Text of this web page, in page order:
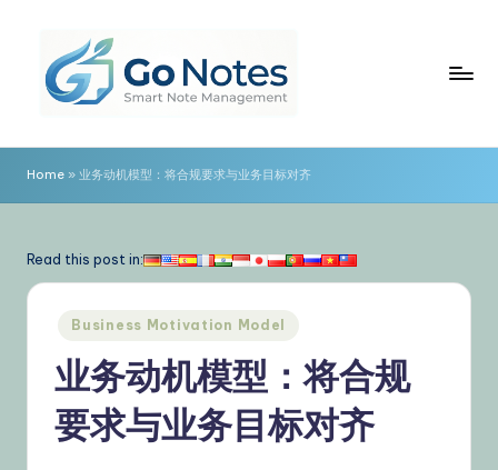
content
o
N
t
简
体
Home » 业务动机模型：将合规要求与业务目标对齐
Read this post in:
Posted
Business Motivation Model
业务动机模型：将合规
要求与业务目标对齐